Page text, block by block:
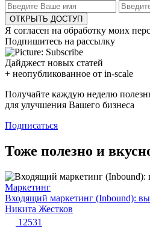
ОТКРЫТЬ ДОСТУП
Я согласен на обработку моих
Подпишитесь на рассылку
Дайджест новых статей
+ неопубликованное от in-scale
Получайте каждую неделю
для улучшения Вашего бизнеса
Подписаться
Тоже полезно и
Маркетинг
Входящий маркетинг (Inbound):
Никита Жестков
12531